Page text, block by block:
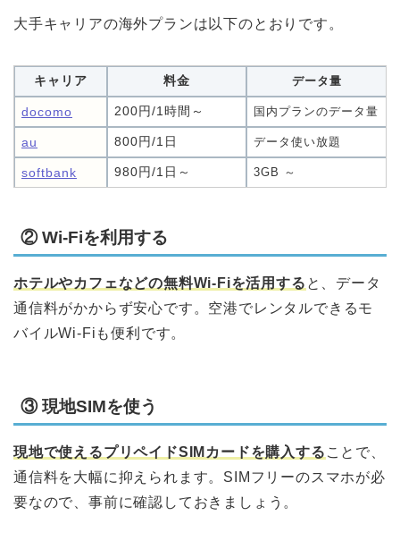
大手キャリアの海外プランは以下のとおりです。
キャリア 料金 データ量
docomo 200円/1時間～ 国内プランのデータ量
au 800円/1日 データ使い放題
softbank 980円/1日～ 3GB ～
② Wi-Fiを利用する
ホテルやカフェなどの無料Wi-Fiを活用する と、データ
通信料がかからず安心です。空港でレンタルできるモ
バイルWi-Fiも便利です。
③ 現地SIMを使う
現地で使えるプリペイドSIMカードを購入する ことで、
通信料を大幅に抑えられます。SIMフリーのスマホが必
要なので、事前に確認しておきましょう。